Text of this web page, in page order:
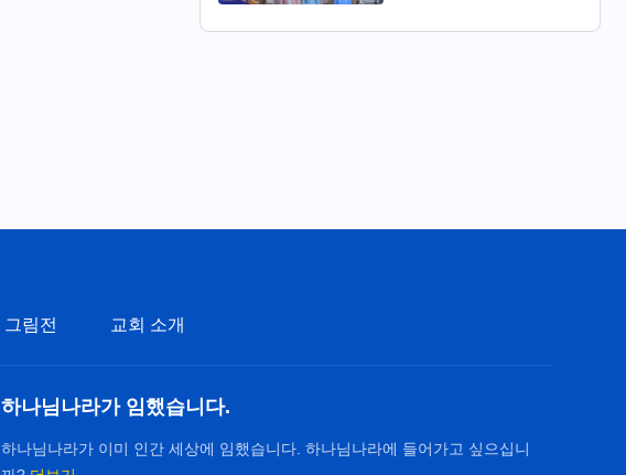
리＞
그림전 교회 소개
하나님나라가 임했습니다.
하나님나라가 이미 인간 세상에 임했습니다. 하나님나라에 들어가고 싶으십니